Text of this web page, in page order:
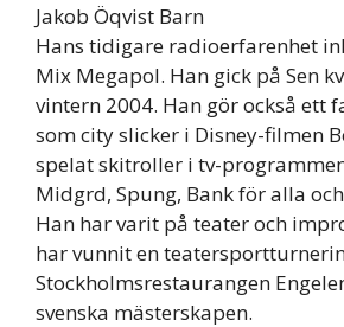
Jakob Öqvist Barn
Hans tidigare radioerfarenhet
Mix Megapol. Han gick på Sen
vintern 2004. Han gör också ett
som city slicker i Disney-filmen
spelat skitroller i tv-
Midgrd, Spung, Bank för alla
Han har varit på teater och
har vunnit en
Stockholmsrestaurangen
svenska mästerskapen.